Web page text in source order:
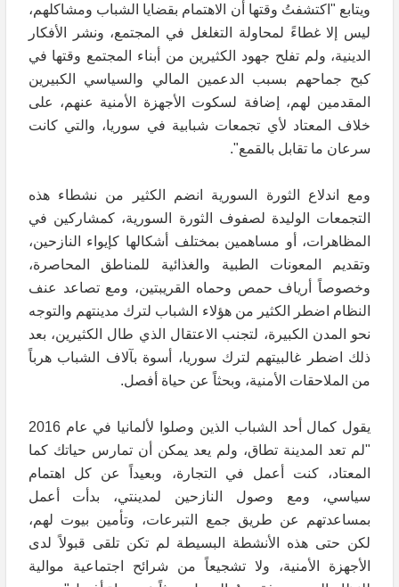
ويتابع "اكتشفتُ وقتها أن الاهتمام بقضايا الشباب ومشاكلهم،
ليس إلا غطاءً لمحاولة التغلغل في المجتمع، ونشر الأفكار
الدينية، ولم تفلح جهود الكثيرين من أبناء المجتمع وقتها في
كبح جماحهم بسبب الدعمين المالي والسياسي الكبيرين
المقدمين لهم، إضافة لسكوت الأجهزة الأمنية عنهم، على
خلاف المعتاد لأي تجمعات شبابية في سوريا، والتي كانت
سرعان ما تقابل بالقمع".
ومع اندلاع الثورة السورية انضم الكثير من نشطاء هذه
التجمعات الوليدة لصفوف الثورة السورية، كمشاركين في
المظاهرات، أو مساهمين بمختلف أشكالها كإيواء النازحين،
وتقديم المعونات الطبية والغذائية للمناطق المحاصرة،
وخصوصاً أرياف حمص وحماه القريبتين، ومع تصاعد عنف
النظام اضطر الكثير من هؤلاء الشباب لترك مدينتهم والتوجه
نحو المدن الكبيرة، لتجنب الاعتقال الذي طال الكثيرين، بعد
ذلك اضطر غالبيتهم لترك سوريا، أسوة بآلاف الشباب هرباً
من الملاحقات الأمنية، وبحثاً عن حياة أفصل.
يقول كمال أحد الشباب الذين وصلوا لألمانيا في عام 2016
"لم تعد المدينة تطاق، ولم يعد يمكن أن تمارس حياتك كما
المعتاد، كنت أعمل في التجارة، وبعيداً عن كل اهتمام
سياسي، ومع وصول النازحين لمدينتي، بدأت أعمل
بمساعدتهم عن طريق جمع التبرعات، وتأمين بيوت لهم،
لكن حتى هذه الأنشطة البسيطة لم تكن تلقى قبولاً لدى
الأجهزة الأمنية، ولا تشجيعاً من شرائح اجتماعية موالية